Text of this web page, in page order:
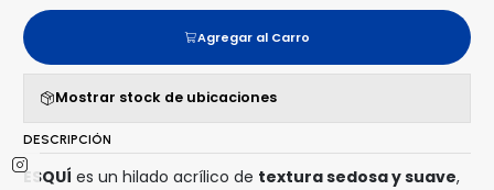
Agregar al Carro
Mostrar stock de ubicaciones
DESCRIPCIÓN
ESQUÍ es un hilado acrílico de textura sedosa y suave,